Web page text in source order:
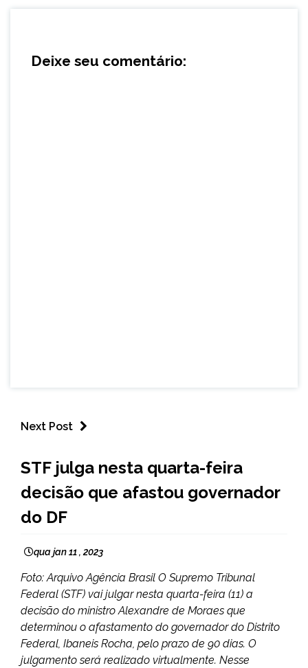
Deixe seu comentário:
Next Post
NOTÍCIAS
STF julga nesta quarta-feira
decisão que afastou governador
do DF
qua jan 11 , 2023
Foto: Arquivo Agência Brasil O Supremo Tribunal
Federal (STF) vai julgar nesta quarta-feira (11) a
decisão do ministro Alexandre de Moraes que
determinou o afastamento do governador do Distrito
Federal, Ibaneis Rocha, pelo prazo de 90 dias. O
julgamento será realizado virtualmente. Nesse